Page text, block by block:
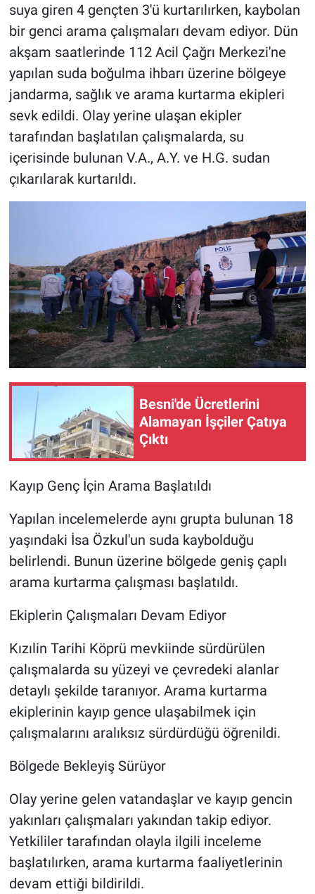
suya giren 4 gençten 3'ü kurtarılırken, kaybolan
bir genci arama çalışmaları devam ediyor. Dün
akşam saatlerinde 112 Acil Çağrı Merkezi'ne
yapılan suda boğulma ihbarı üzerine bölgeye
jandarma, sağlık ve arama kurtarma ekipleri
sevk edildi. Olay yerine ulaşan ekipler
tarafından başlatılan çalışmalarda, su
içerisinde bulunan V.A., A.Y. ve H.G. sudan
çıkarılarak kurtarıldı.
Besni'de Ücretlerini
Alamayan İşçiler Çatıya
Çıktı
Kayıp Genç İçin Arama Başlatıldı
Yapılan incelemelerde aynı grupta bulunan 18
yaşındaki İsa Özkul'un suda kaybolduğu
belirlendi. Bunun üzerine bölgede geniş çaplı
arama kurtarma çalışması başlatıldı.
Ekiplerin Çalışmaları Devam Ediyor
Kızılin Tarihi Köprü mevkiinde sürdürülen
çalışmalarda su yüzeyi ve çevredeki alanlar
detaylı şekilde taranıyor. Arama kurtarma
ekiplerinin kayıp gence ulaşabilmek için
çalışmalarını aralıksız sürdürdüğü öğrenildi.
Bölgede Bekleyiş Sürüyor
Olay yerine gelen vatandaşlar ve kayıp gencin
yakınları çalışmaları yakından takip ediyor.
Yetkililer tarafından olayla ilgili inceleme
başlatılırken, arama kurtarma faaliyetlerinin
devam ettiği bildirildi.